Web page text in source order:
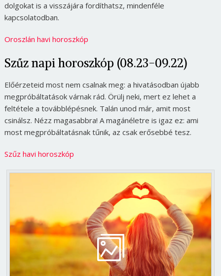
dolgokat is a visszájára fordíthatsz, mindenféle
kapcsolatodban.
Oroszlán havi horoszkóp
Szűz napi horoszkóp (08.23-09.22)
Előérzeteid most nem csalnak meg: a hivatásodban újabb
megpróbáltatások várnak rád. Örülj neki, mert ez lehet a
feltétele a továbblépésnek. Talán unod már, amit most
csinálsz. Nézz magasabbra! A magánéletre is igaz ez: ami
most megpróbáltatásnak tűnik, az csak erősebbé tesz.
Szűz havi horoszkóp